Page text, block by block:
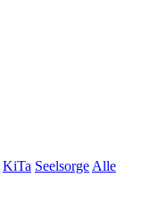
KiTa Seelsorge Alle